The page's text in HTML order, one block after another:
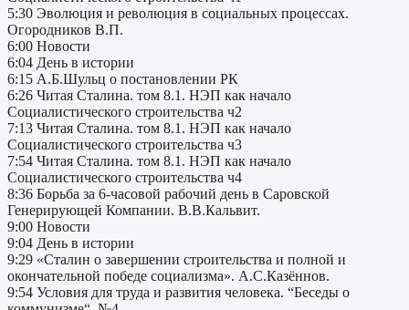
5:30 Эволюция и революция в социальных процессах.
Огородников В.П.
6:00 Новости
6:04 День в истории
6:15 А.Б.Шульц о постановлении РК
6:26 Читая Сталина. том 8.1. НЭП как начало
Социалистического строительства ч2
7:13 Читая Сталина. том 8.1. НЭП как начало
Социалистического строительства ч3
7:54 Читая Сталина. том 8.1. НЭП как начало
Социалистического строительства ч4
8:36 Борьба за 6-часовой рабочий день в Саровской
Генерирующей Компании. В.В.Кальвит.
9:00 Новости
9:04 День в истории
9:29 «Сталин о завершении строительства и полной и
окончательной победе социализма». А.С.Казённов.
9:54 Условия для труда и развития человека. “Беседы о